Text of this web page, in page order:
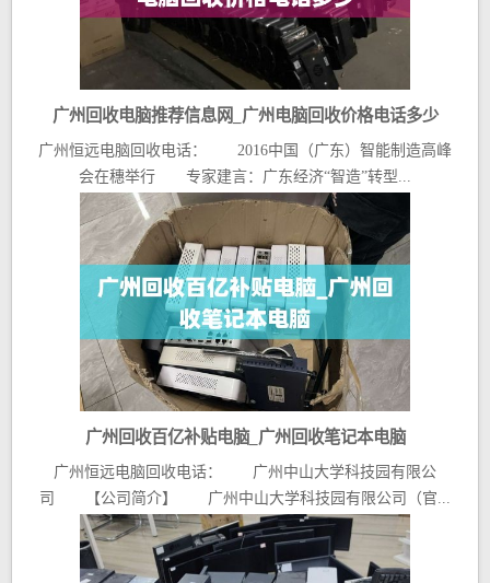
广州回收电脑推荐信息网_广州电脑回收价格电话多少
广州恒远电脑回收电话： 2016中国（广东）智能制造高峰
会在穗举行 专家建言：广东经济“智造”转型...
广州回收百亿补贴电脑_广州回收笔记本电脑
广州恒远电脑回收电话： 广州中山大学科技园有限公
司 【公司简介】 广州中山大学科技园有限公司（官...